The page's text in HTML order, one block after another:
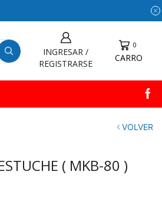
INGRESAR /
REGISTRARSE
0
CARRO
VOLVER
( MKB-80 )